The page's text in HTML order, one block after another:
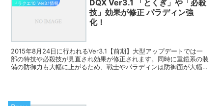
ドラクエ10 Ver3.1情報
DQX Ver3.1 「とくぎ」や「必殺
技」効果が修正 パラディン強
化！
2015年8月24日に行われるVer3.1【前期】大型アップデートでは一
部の特技や必殺技が見直され効果が修正されます。同時に重鎧系の装
備の防御力も大幅に上がるため、戦士やパラディンは防御面が大幅に